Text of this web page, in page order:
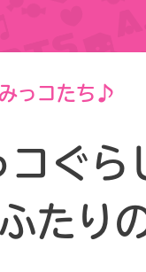
っコたち♪
コぐら
たり